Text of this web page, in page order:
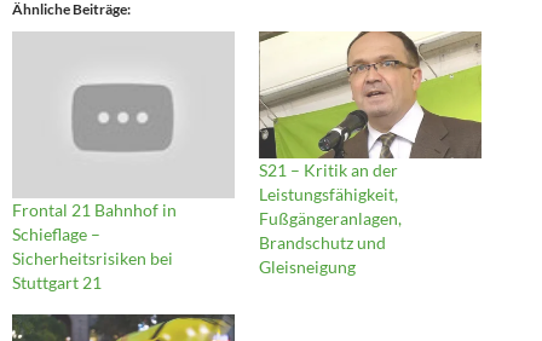
Ähnliche Beiträge
Frontal 21 Bahnhof in
Schieflage –
Sicherheitsrisiken bei
Stuttgart 21
S21 – Kritik an der
Leistungsfähigkeit,
Fußgängeranlagen,
Brandschutz und
Gleisneigung